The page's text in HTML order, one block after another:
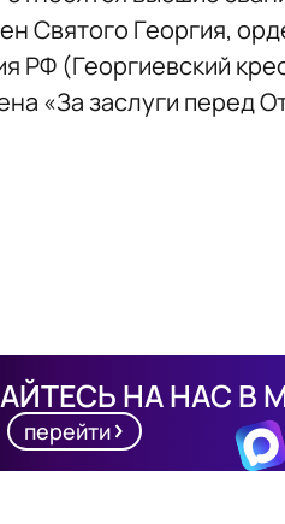
Святого Георгия,
РФ (Георгиевский
«За заслуги перед
НА НАС В
перейти